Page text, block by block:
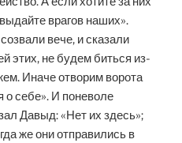
врагов наших».
вече, и сказали
этих, не будем биться из-
Иначе отворим ворота
о себе». И поневоле
Давыд: «Нет их здесь»;
же они отправились в